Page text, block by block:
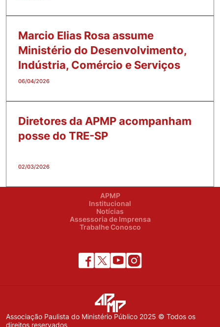
Marcio Elias Rosa assume
Ministério do Desenvolvimento,
Indústria, Comércio e Serviços
06/04/2026
Diretores da APMP acompanham
posse do TRE-SP
02/03/2026
APMP
Institucional
Notícias
Assessoria de Imprensa
Trabalhe Conosco
Associação Paulista do Ministério Público 2025 © Todos os
direitos reservados